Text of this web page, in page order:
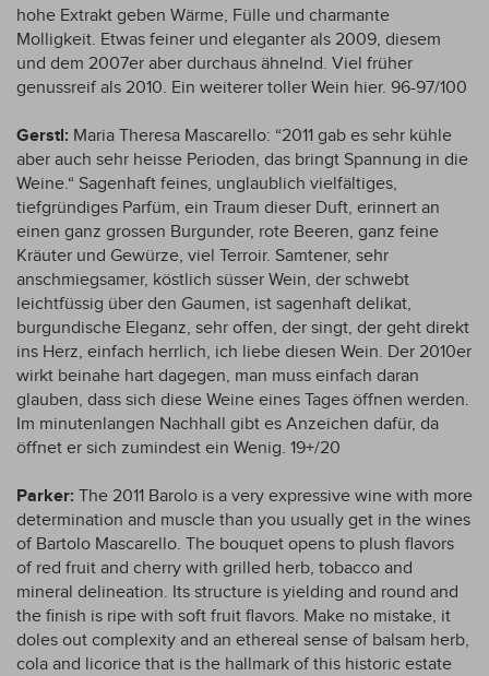
hohe Extrakt geben Wärme, Fülle und charmante
Molligkeit. Etwas feiner und eleganter als 2009, diesem
und dem 2007er aber durchaus ähnelnd. Viel früher
genussreif als 2010. Ein weiterer toller Wein hier. 96-97/100
Gerstl: Maria Theresa Mascarello: “2011 gab es sehr kühle
aber auch sehr heisse Perioden, das bringt Spannung in die
Weine.“ Sagenhaft feines, unglaublich vielfältiges,
tiefgründiges Parfüm, ein Traum dieser Duft, erinnert an
einen ganz grossen Burgunder, rote Beeren, ganz feine
Kräuter und Gewürze, viel Terroir. Samtener, sehr
anschmiegsamer, köstlich süsser Wein, der schwebt
leichtfüssig über den Gaumen, ist sagenhaft delikat,
burgundische Eleganz, sehr offen, der singt, der geht direkt
ins Herz, einfach herrlich, ich liebe diesen Wein. Der 2010er
wirkt beinahe hart dagegen, man muss einfach daran
glauben, dass sich diese Weine eines Tages öffnen werden.
Im minutenlangen Nachhall gibt es Anzeichen dafür, da
öffnet er sich zumindest ein Wenig. 19+/20
Parker: The 2011 Barolo is a very expressive wine with more
determination and muscle than you usually get in the wines
of Bartolo Mascarello. The bouquet opens to plush flavors
of red fruit and cherry with grilled herb, tobacco and
mineral delineation. Its structure is yielding and round and
the finish is ripe with soft fruit flavors. Make no mistake, it
doles out complexity and an ethereal sense of balsam herb,
cola and licorice that is the hallmark of this historic estate